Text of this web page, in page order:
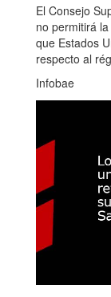
El Consejo
no permitirá
que Estados
respecto al
Infobae